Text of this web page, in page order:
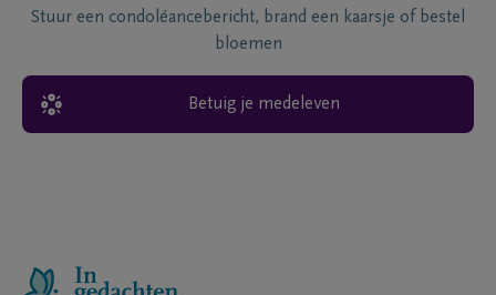
Stuur een condoléancebericht, brand een kaarsje of bestel
bloemen
Betuig je medeleven